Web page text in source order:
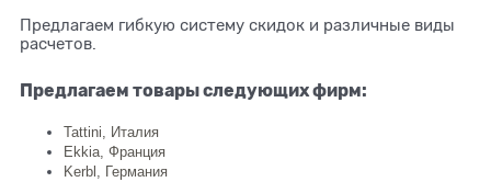
Предлагаем гибкую систему скидок и различные виды
расчетов.
Предлагаем товары следующих фирм:
Tattini, Италия
Ekkia, Франция
Kerbl, Германия